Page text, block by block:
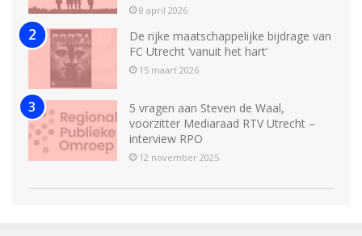
8 april 2026
De rijke maatschappelijke bijdrage van
FC Utrecht ‘vanuit het hart’
15 maart 2026
5 vragen aan Steven de Waal,
voorzitter Mediaraad RTV Utrecht –
interview RPO
12 november 2025